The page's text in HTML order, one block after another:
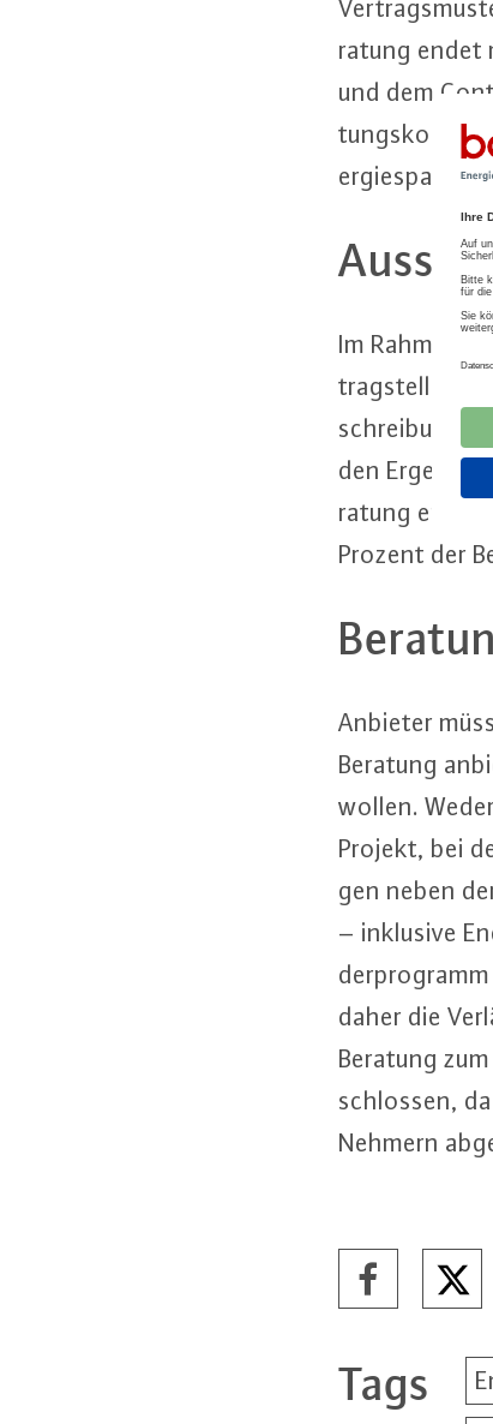
ra­tung endet
und dem
tungs­kos­ten
er­gie­spar-
Im Rahmen
trag­stel­ler
schrei­bung
den
ra­tung endet
Prozent der
Anbieter
Be­ra­tung
wollen.
Projekt, bei
gen neben
– inklusive
daher die
Beratung
schlos­sen,
Neh­mern
Tags